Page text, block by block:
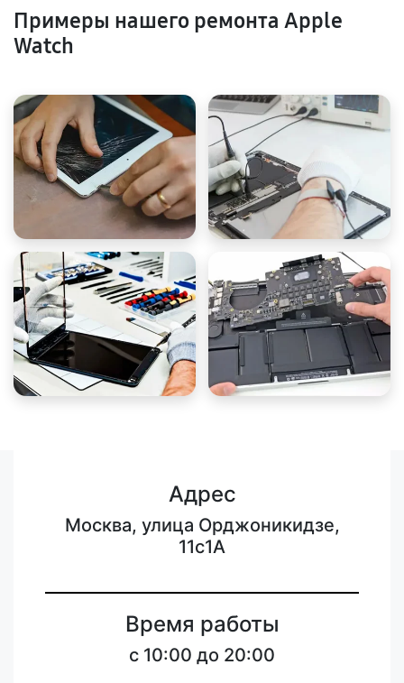
Примеры нашего ремонта Apple
Watch
Адрес
Москва, улица Орджоникидзе,
11с1А
Время работы
с 10:00 до 20:00